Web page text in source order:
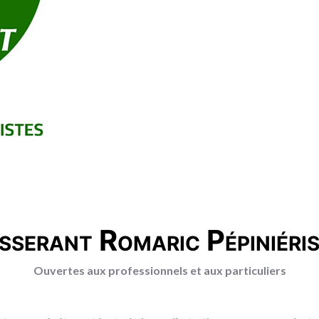
Romaric
Ouvertes aux professionnels et aux particuliers